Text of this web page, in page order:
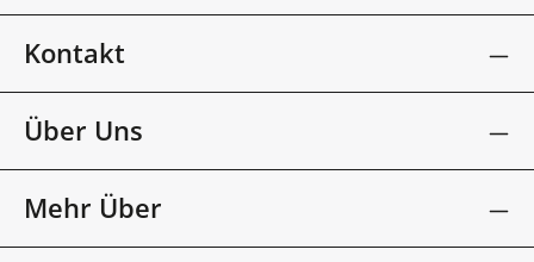
Kontakt
Über Uns
Mehr Über